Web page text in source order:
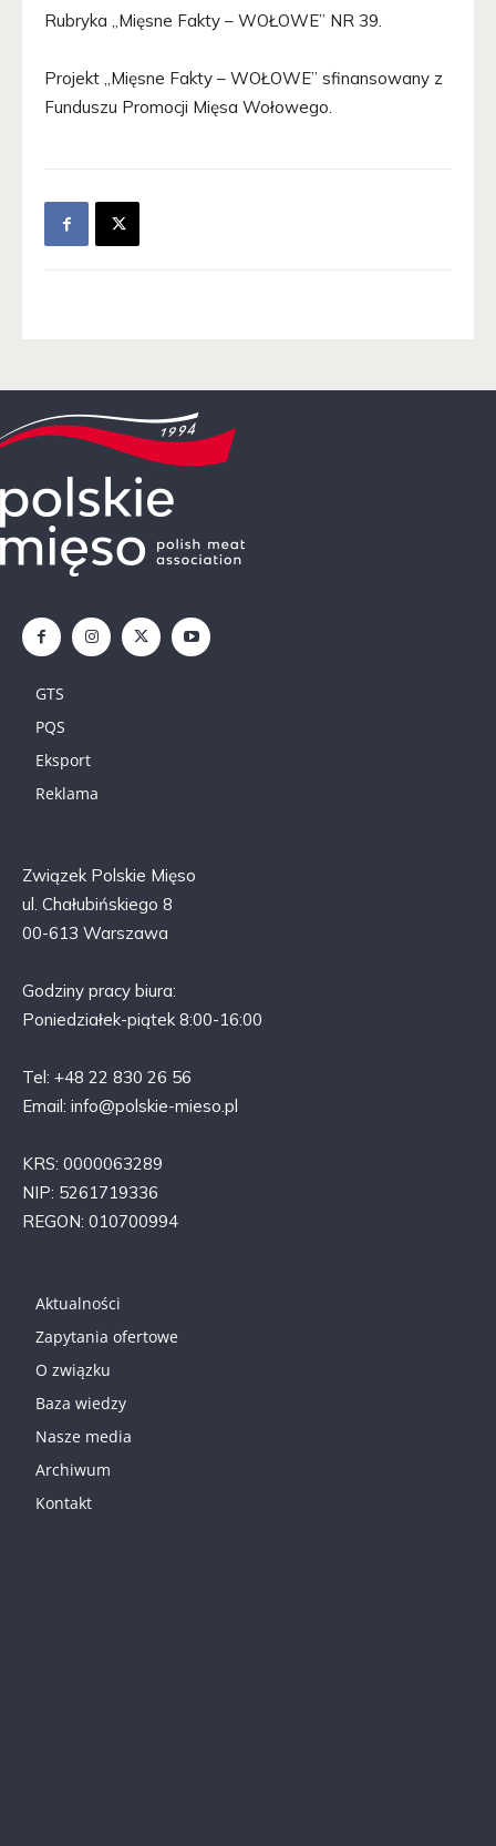
Rubryka ,,Mięsne Fakty – WOŁOWE” NR 39.
Projekt ,,Mięsne Fakty – WOŁOWE” sfinansowany z
Funduszu Promocji Mięsa Wołowego.
GTS
PQS
Eksport
Reklama
Związek Polskie Mięso
ul. Chałubińskiego 8
00-613 Warszawa
Godziny pracy biura:
Poniedziałek-piątek 8:00-16:00
Tel: +48 22 830 26 56
Email: info@polskie-mieso.pl
KRS: 0000063289
NIP: 5261719336
REGON: 010700994
Aktualności
Zapytania ofertowe
O związku
Baza wiedzy
Nasze media
Archiwum
Kontakt